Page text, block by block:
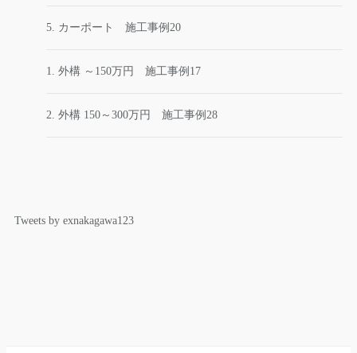
5. カーポート 施工事例20
1. 外構 ～150万円 施工事例17
2. 外構 150～300万円 施工事例28
Tweets by exnakagawa123